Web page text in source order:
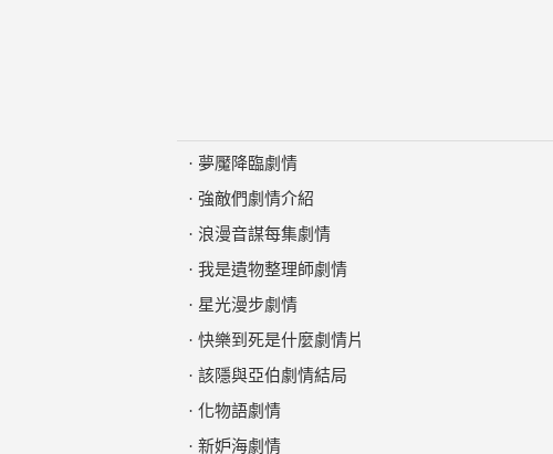
· 夢魘降臨劇情
· 強敵們劇情介紹
· 浪漫音謀每集劇情
· 我是遺物整理師劇情
· 星光漫步劇情
· 快樂到死是什麼劇情片
· 該隱與亞伯劇情結局
· 化物語劇情
· 新妒海劇情